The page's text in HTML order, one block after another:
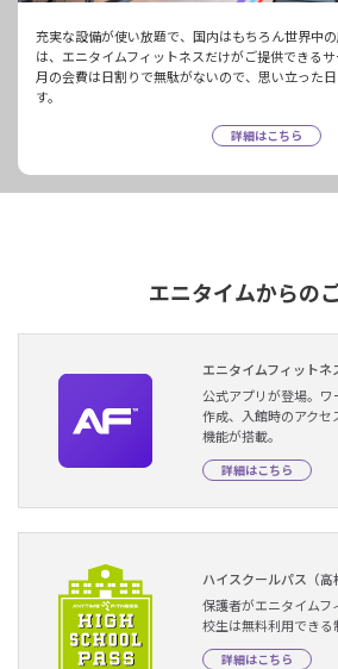
充実な設備が使い放題で、国内はもちろん世界中
は、エニタイムフィットネスだけがご提供できる
月の会費は日割りで無駄がないので、思い立った
す。
詳細はこちら
エニタイムからの
エニタイムフィットネ
公式アプリが登場。
作成、入館時のアク
機能が搭載。
詳細はこちら
ハイスクールパス（高
保護者がエニタイム
校生は無料利用できる
詳細はこちら